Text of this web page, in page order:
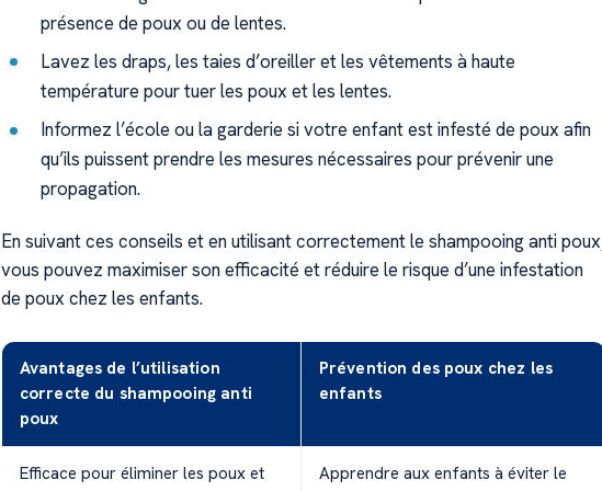
présence de poux ou de lentes.
Lavez les draps, les taies d’oreiller et les vêtements à haute
température pour tuer les poux et les lentes.
Informez l’école ou la garderie si votre enfant est infesté de poux afin
qu’ils puissent prendre les mesures nécessaires pour prévenir une
propagation.
En suivant ces conseils et en utilisant correctement le shampooing anti
vous pouvez maximiser son efficacité et réduire le risque d’une infestation
de poux chez les enfants.
Avantages de l’utilisation
correcte du shampooing anti
poux
Prévention des poux chez les
enfants
Efficace pour éliminer les poux et
Apprendre aux enfants à éviter le